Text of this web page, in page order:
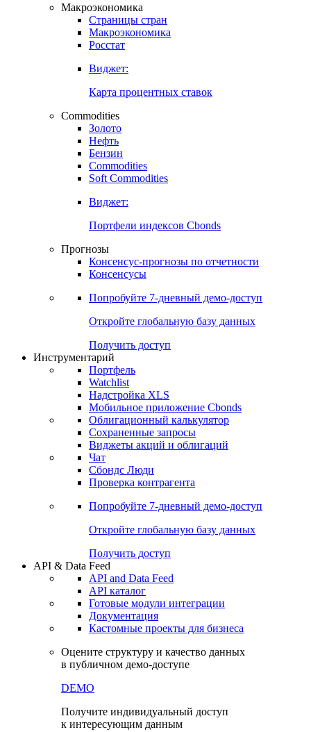
Макроэкономика
Страницы стран
Макроэкономика
Росстат
Виджет:
Карта процентных ставок
Commodities
Золото
Нефть
Бензин
Commodities
Soft Commodities
Виджет:
Портфели индексов Cbonds
Прогнозы
Консенсус-прогнозы по отчетности
Консенсусы
Попробуйте 7-дневный демо-доступ
Откройте глобальную базу данных
Получить доступ
Инструментарий
Портфель
Watchlist
Надстройка XLS
Мобильное приложение Cbonds
Облигационный калькулятор
Сохраненные запросы
Виджеты акций и облигаций
Чат
Сбондс Люди
Проверка контрагента
Попробуйте 7-дневный демо-доступ
Откройте глобальную базу данных
Получить доступ
API & Data Feed
API and Data Feed
API каталог
Готовые модули интеграции
Документация
Кастомные проекты для бизнеса
Оцените структуру и качество данных
в публичном демо-доступе
DEMO
Получите индивидуальный доступ
к интересующим данным